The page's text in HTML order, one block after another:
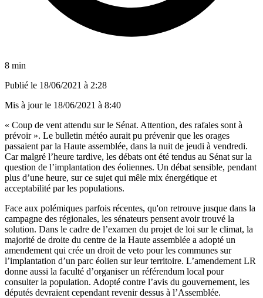
8 min
Publié le 18/06/2021 à 2:28
Mis à jour le 18/06/2021 à 8:40
« Coup de vent attendu sur le Sénat. Attention, des rafales sont à
prévoir ». Le bulletin météo aurait pu prévenir que les orages
passaient par la Haute assemblée, dans la nuit de jeudi à vendredi.
Car malgré l’heure tardive, les débats ont été tendus au Sénat sur la
question de l’implantation des éoliennes. Un débat sensible, pendant
plus d’une heure, sur ce sujet qui mêle mix énergétique et
acceptabilité par les populations.
Face aux polémiques parfois récentes, qu'on retrouve jusque dans la
campagne des régionales, les sénateurs pensent avoir trouvé la
solution. Dans le cadre de l’examen du projet de loi sur le climat, la
majorité de droite du centre de la Haute assemblée a adopté un
amendement qui crée un droit de veto pour les communes sur
l’implantation d’un parc éolien sur leur territoire. L’amendement LR
donne aussi la faculté d’organiser un référendum local pour
consulter la population. Adopté contre l’avis du gouvernement, les
députés devraient cependant revenir dessus à l’Assemblée.